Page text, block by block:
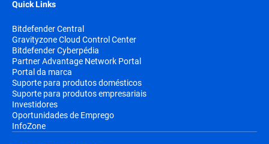
Quick Links
Bitdefender Central
Gravityzone Cloud Control Center
Bitdefender Cyberpédia
Partner Advantage Network Portal
Portal da marca
Suporte para produtos domésticos
Suporte para produtos empresariais
Investidores
Oportunidades de Emprego
InfoZone